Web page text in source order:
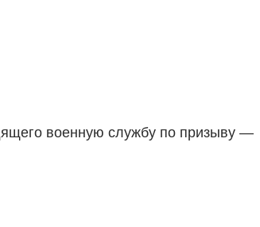
военную службу по призыву —